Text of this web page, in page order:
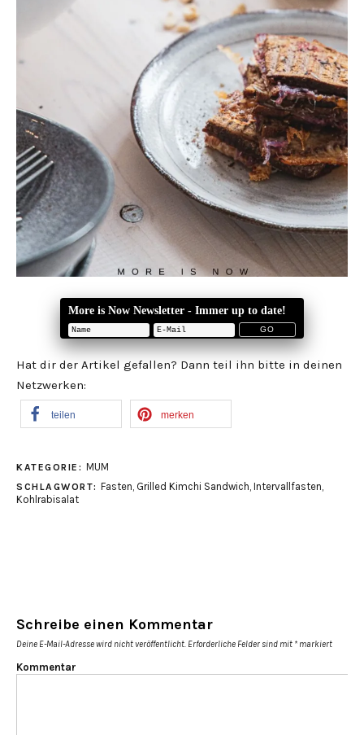
More is Now Newsletter - Immer up to date!
Hat dir der Artikel gefallen? Dann teil ihn bitte in deinen
Netzwerken:
teilen merken
KATEGORIE: MUM
SCHLAGWORT: Fasten Grilled Kimchi Sandwich Intervallfasten
Kohlrabisalat
Schreibe einen Kommentar
Deine E-Mail-Adresse wird nicht veröffentlicht. Erforderliche Felder sind mit * markiert
Kommentar